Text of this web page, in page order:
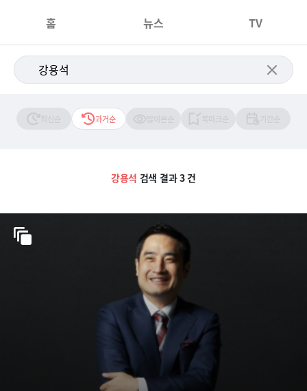
홈 뉴스 TV
과거순
강용석 검색 결과 3 건